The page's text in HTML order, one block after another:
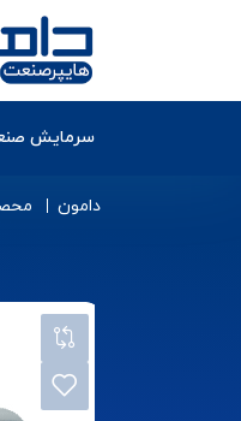
سرمایش
دامون